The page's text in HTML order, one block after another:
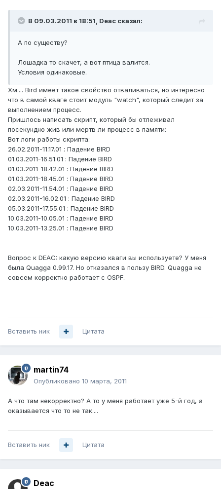
В 09.03.2011 в 18:51, Deac сказал:
А по существу?
Лошадка то скачет, а вот птица валится.
Условия одинаковые.
Хм.... Bird имеет такое свойство отваливаться, но интересно
что в самой кваге стоит модуль "watch", который следит за
выполнением процесс.
Пришлось написать скрипт, который бы отлеживал
посекундно жив или мертв ли процесс в памяти:
Вот логи работы скрипта:
26.02.2011-11.17.01 : Падение BIRD
01.03.2011-16.51.01 : Падение BIRD
01.03.2011-18.42.01 : Падение BIRD
01.03.2011-18.45.01 : Падение BIRD
02.03.2011-11.54.01 : Падение BIRD
02.03.2011-16.02.01 : Падение BIRD
05.03.2011-17.55.01 : Падение BIRD
10.03.2011-10.05.01 : Падение BIRD
10.03.2011-13.25.01 : Падение BIRD
Вопрос к DEAC: какую версию кваги вы используете? У меня
была Quagga 0.99.17. Но отказался в пользу BIRD. Quagga не
совсем корректно работает с OSPF.
Вставить ник Цитата
martin74
Опубликовано 10 марта, 2011
А что там некорректно? А то у меня работает уже 5-й год, а
оказывается что то не так....
Вставить ник Цитата
Deac